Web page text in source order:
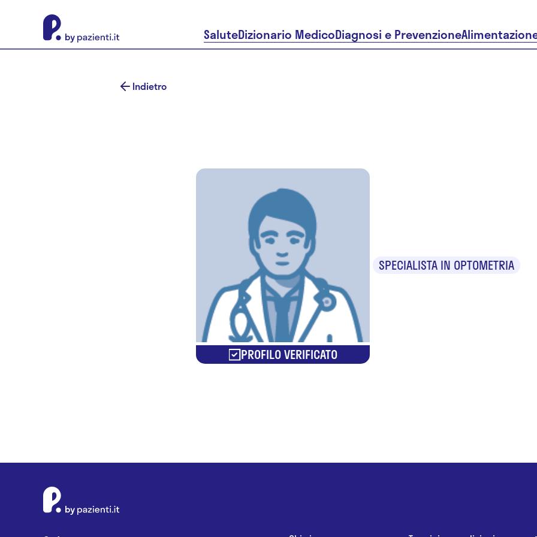
SaluteDizionario MedicoDiagnosi e Prevenzione
Indietro
PROFILO VERIFICATO
SPECIALISTA IN OPTOMETRIA